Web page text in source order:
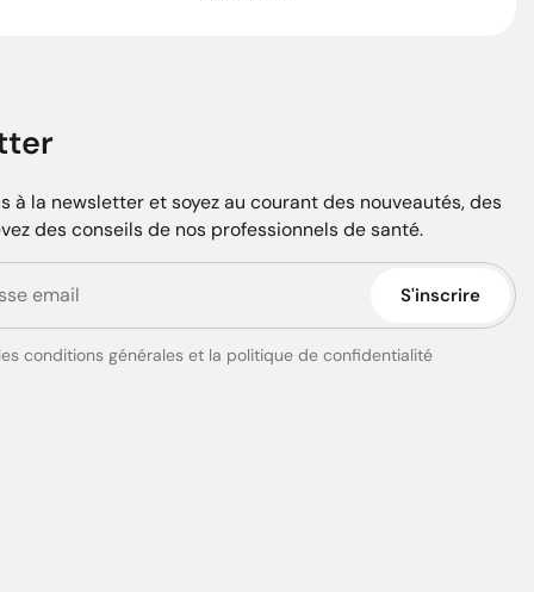
à la newsletter et soyez au courant des nouveautés, des
des conseils de nos professionnels de santé.
S'inscrire
conditions générales et la politique de confidentialité